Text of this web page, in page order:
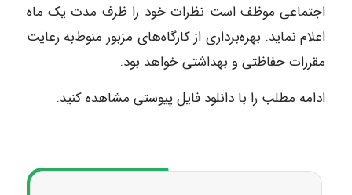
اجتماعی موظف است نظرات خود را ظرف مدت یک ماه
اعلام نماید. بهره‌برداری از کارگاه‌های مزبور منوط‌به رعایت
مقررات حفاظتی و بهداشتی خواهد بود.
ادامه مطلب را با دانلود فایل پیوستی مشاهده کنید.